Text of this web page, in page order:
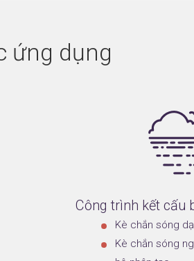
ứng dụng
Công trình kết cấu
Kè chắn sóng
Kè chắn sóng